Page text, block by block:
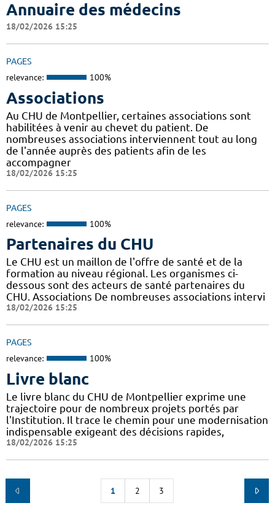
Annuaire des médecins
18/02/2026 15:25
PAGES
relevance: 100%
Associations
Au CHU de Montpellier, certaines associations sont
habilitées à venir au chevet du patient. De
nombreuses associations interviennent tout au long
de l'année auprès des patients afin de les
accompagner
18/02/2026 15:25
PAGES
relevance: 100%
Partenaires du CHU
Le CHU est un maillon de l'offre de santé et de la
formation au niveau régional. Les organismes ci-
dessous sont des acteurs de santé partenaires du
CHU. Associations De nombreuses associations intervi
18/02/2026 15:25
PAGES
relevance: 100%
Livre blanc
Le livre blanc du CHU de Montpellier exprime une
trajectoire pour de nombreux projets portés par
l'Institution. Il trace le chemin pour une modernisation
indispensable exigeant des décisions rapides,
18/02/2026 15:25
1 2 3